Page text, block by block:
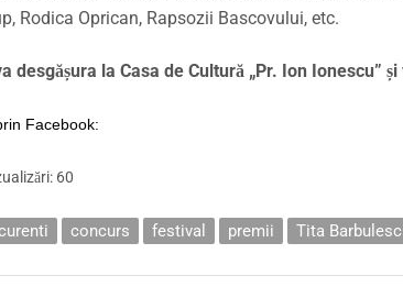
Rodica Oprican, Rapsozii Bascovului, etc.
desgășura la Casa de Cultură „Pr. Ion Ionescu”
Facebook:
60
concurs festival premii Tita